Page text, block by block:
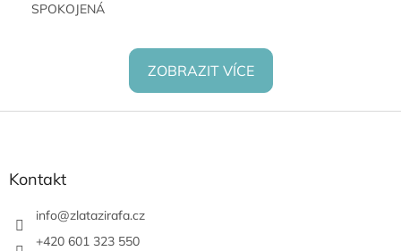
SPOKOJENÁ
ZOBRAZIT VÍCE
Z
Kontakt
info@zlatazirafa.cz
+420 601 323 550